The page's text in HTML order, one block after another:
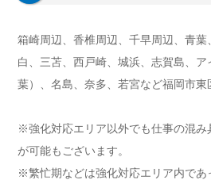
箱崎周辺、香椎周辺、千早周辺、青
白、三苫、西戸崎、城浜、志賀島、
葉）、名島、奈多、若宮など福岡市東
※強化対応エリア以外でも仕事の混み
が可能もございます。
※繁忙期などは強化対応エリア内であ